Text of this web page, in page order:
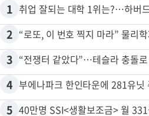
1 취업 잘되는 대학 1위는?…하버
2
3
4
5